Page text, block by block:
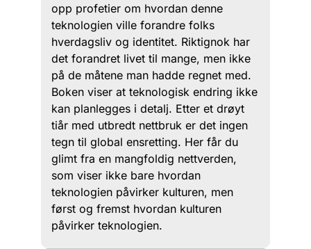
opp profetier om hvordan denne
teknologien ville forandre folks
hverdagsliv og identitet. Riktignok har
det forandret livet til mange, men ikke
på de måtene man hadde regnet med.
Boken viser at teknologisk endring ikke
kan planlegges i detalj. Etter et drøyt
tiår med utbredt nettbruk er det ingen
tegn til global ensretting. Her får du
glimt fra en mangfoldig nettverden,
som viser ikke bare hvordan
teknologien påvirker kulturen, men
først og fremst hvordan kulturen
påvirker teknologien.